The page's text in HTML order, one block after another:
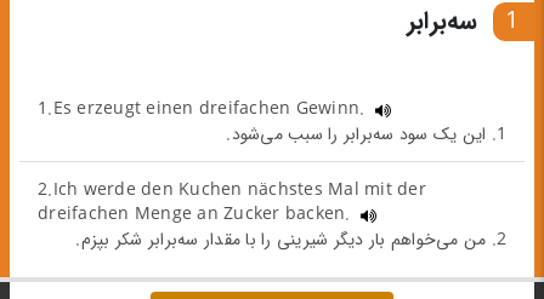
1 سه‌برابر
1.Es erzeugt einen dreifachen Gewinn.
1. این یک سود سه‌برابر را سبب می‌شود.
2.Ich werde den Kuchen nächstes Mal mit der
dreifachen Menge an Zucker backen.
2. من می‌خواهم بار دیگر شیرینی را با مقدار سه‌برابر شکر بپزم.